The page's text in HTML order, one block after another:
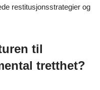
restitusjonsstrategier og
til
tretthet?